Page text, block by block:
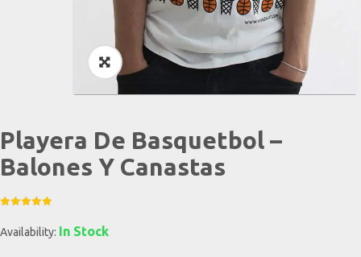
Playera De Basquetbol –
Balones Y Canastas
Availability: In Stock